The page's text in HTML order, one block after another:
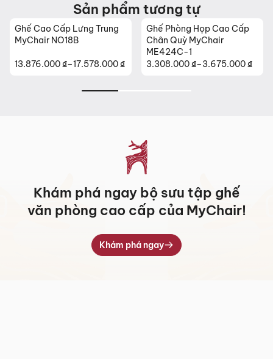
Sản phẩm tương tự
Ghế Cao Cấp Lưng Trung
MyChair NO18B
13.876.000₫–17.578.000₫
Khoảng
Ghế Phòng Họp Cao Cấp
Chân Quỳ MyChair
ME424C-1
3.308.000₫–3.675.000₫
Khoảng
Khám phá ngay bộ sưu tập ghế
văn phòng cao cấp của MyChair!
Khám phá ngay